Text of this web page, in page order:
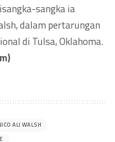
sangka ia
dalam pertarungan
di Tulsa, Oklahoma.
ALI WALSH